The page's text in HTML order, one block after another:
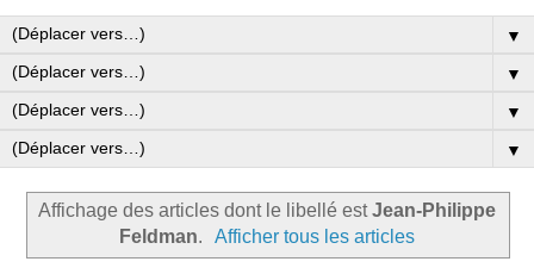
▼
▼
▼
▼
Affichage des articles dont le libellé estJean-Philippe
Feldman. Afficher tous les articles